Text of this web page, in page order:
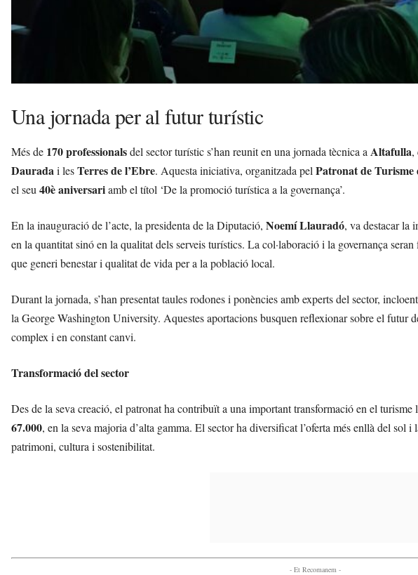
Una jornada per al futur turístic
Més de 170 professionalsdel sector turístic s’han reunit en una jornada tècnica a Altafulla,
Dauradai lesTerres de l’Ebre. Aquesta iniciativa, organitzada pel Patronat de
el seu 40è aniversariamb el títol ‘De la promoció turística a la governança’.
En la inauguració de l’acte, la presidenta de la Diputació, Noemí Llauradó, va destacar la
en la quantitat sinó en la qualitat dels serveis turístics. La col·laboració i la governança
que generi benestar i qualitat de vida per a la població local.
Durant la jornada, s’han presentat taules rodones i ponències amb experts del sector,
la George Washington University. Aquestes aportacions busquen reflexionar sobre el futur
complex i en constant canvi.
Transformació del sector
Des de la seva creació, el patronat ha contribuït a una important transformació en el turisme
67.000, en la seva majoria d’alta gamma. El sector ha diversificat l’oferta més enllà del sol i
patrimoni, cultura i sostenibilitat.
- Et Recomanem -